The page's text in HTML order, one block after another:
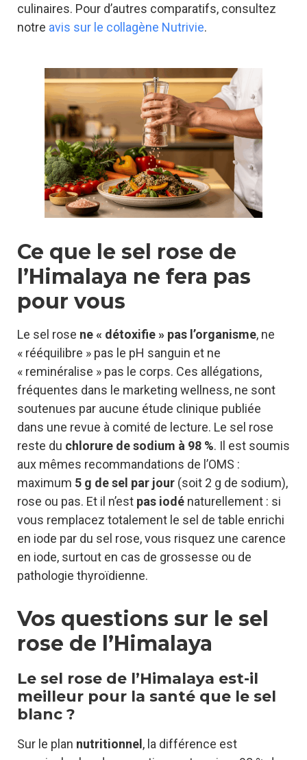
culinaires. Pour d’autres comparatifs, consultez
notre avis sur le collagène Nutrivie.
Ce que le sel rose de
l’Himalaya ne fera pas
pour vous
Le sel rose ne « détoxifie » pas l’organisme, ne
« rééquilibre » pas le pH sanguin et ne
« reminéralise » pas le corps. Ces allégations,
fréquentes dans le marketing wellness, ne sont
soutenues par aucune étude clinique publiée
dans une revue à comité de lecture. Le sel rose
reste du chlorure de sodium à 98 %. Il est soumis
aux mêmes recommandations de l’OMS :
maximum 5 g de sel par jour (soit 2 g de sodium),
rose ou pas. Et il n’est pas iodé naturellement : si
vous remplacez totalement le sel de table enrichi
en iode par du sel rose, vous risquez une carence
en iode, surtout en cas de grossesse ou de
pathologie thyroïdienne.
Vos questions sur le sel
rose de l’Himalaya
Le sel rose de l’Himalaya est-il
meilleur pour la santé que le sel
blanc ?
Sur le plan nutritionnel , la différence est